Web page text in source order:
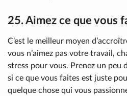
25. Aimez ce que vous
C’est le meilleur moyen
vous n’aimez pas votre travail,
stress pour vous. Prenez un peu
si ce que vous faites est juste
quelque chose qui vous